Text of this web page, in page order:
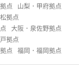
点
山梨・甲府拠点
拠点
大阪・泉佐野拠点
拠点
点 福岡・福岡拠点